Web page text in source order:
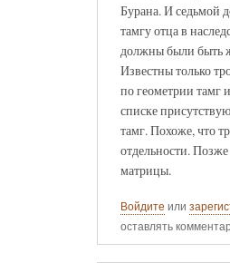
Бурана. И седьмой
тамгу отца в
должны были быть
Известны только
по геометрии тамг
списке
тамг. Похоже, что
отдельности.
матрицы.
Войдите или
оставлять